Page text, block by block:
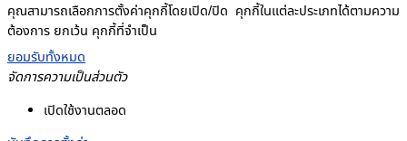
คุณสามารถเลือกการตั้งค่าคุกกี้โดยเปิด/ปิด คุกกี้ในแต่ละประเภทได้ตามความ
ต้องการ ยกเว้น คุกกี้ที่จำเป็น
ยอมรับทั้งหมด
จัดการความเป็นส่วนตัว
เปิดใช้งานตลอด